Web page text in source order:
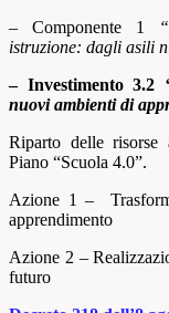
– Componente 1
istruzione: dagli asili
– Investimento 3.2
nuovi ambienti di
Riparto delle risorse
Piano “Scuola 4.0”.
Azione 1 –
apprendimento
Azione 2 –
futuro